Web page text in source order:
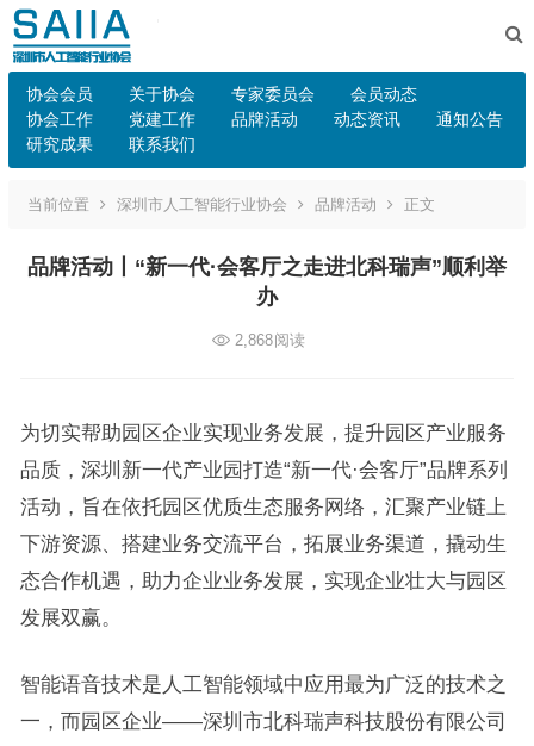
协会会员 关于协会 专家委员会
会员动态
协会工作
党建工作 品牌活动 动态资讯
通知公告
研究成果
联系我们
当前位置 深圳市人工智能行业协会 品牌活动 正文
品牌活动丨“新一代·会客厅之走进北科瑞声”顺利举
办
2,868阅读
为切实帮助园区企业实现业务发展，提升园区产业服务
品质，深圳新一代产业园打造“新一代·会客厅”品牌系列
活动，旨在依托园区优质生态服务网络，汇聚产业链上
下游资源、搭建业务交流平台，拓展业务渠道，撬动生
态合作机遇，助力企业业务发展，实现企业壮大与园区
发展双赢。
智能语音技术是人工智能领域中应用最为广泛的技术之
一，而园区企业——深圳市北科瑞声科技股份有限公司